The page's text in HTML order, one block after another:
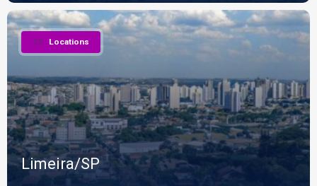
22 Locations
Limeira/SP